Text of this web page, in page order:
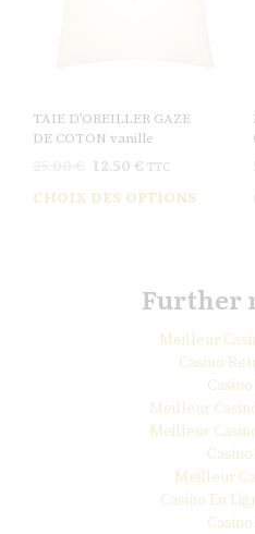
TAIE D’OREILLER GAZE
DE COTON vanille
12.50 € TTC
CHOIX DES OPTIONS
Further
Meilleur
Casino
Meilleur
Meilleur
Meilleur
Casino En